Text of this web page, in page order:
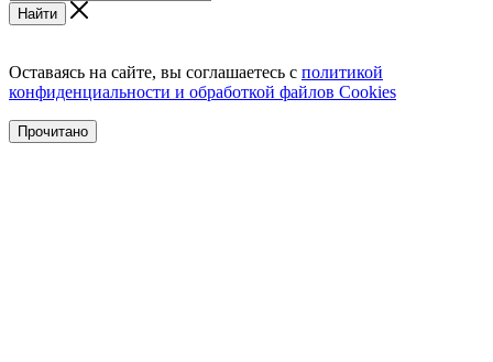
Найти
Оставаясь на сайте, вы соглашаетесь с политикой
конфиденциальности и обработкой файлов Cookies
Прочитано